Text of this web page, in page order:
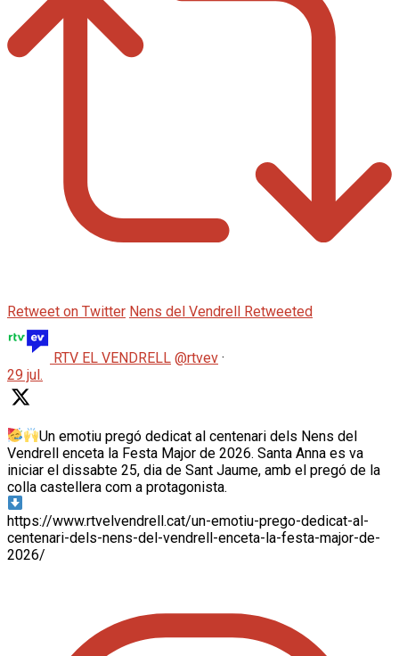
Retweet on Twitter Nens del Vendrell Retweeted
RTV EL VENDRELL @rtvev ·
29 jul.
Un emotiu pregó dedicat al centenari dels Nens del
Vendrell enceta la Festa Major de 2026. Santa Anna es va
iniciar el dissabte 25, dia de Sant Jaume, amb el pregó de la
colla castellera com a protagonista.
https://www.rtvelvendrell.cat/un-emotiu-prego-dedicat-al-
centenari-dels-nens-del-vendrell-enceta-la-festa-major-de-
2026/